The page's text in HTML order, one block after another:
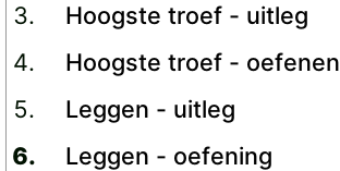
Hoogste troef - uitleg
Hoogste troef - oefenen
Leggen - uitleg
Leggen - oefening